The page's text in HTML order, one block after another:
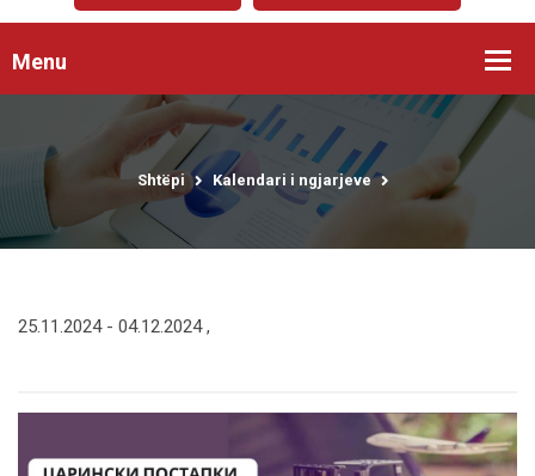
Menu
Shtëpi Kalendari i ngjarjeve
25.11.2024 - 04.12.2024,